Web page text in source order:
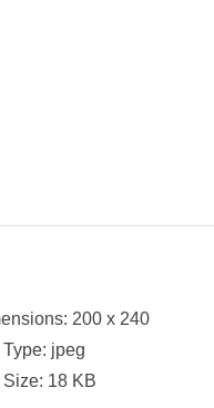
200 x 240
jpeg
Size: 18 KB